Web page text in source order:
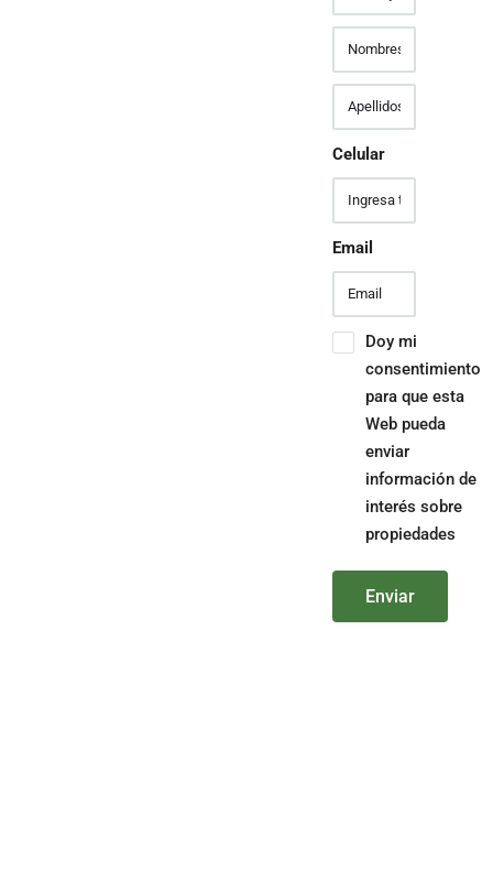
Celular
Email
Doy mi
consentimiento
para que esta
Web pueda
enviar
información de
interés sobre
propiedades
Enviar